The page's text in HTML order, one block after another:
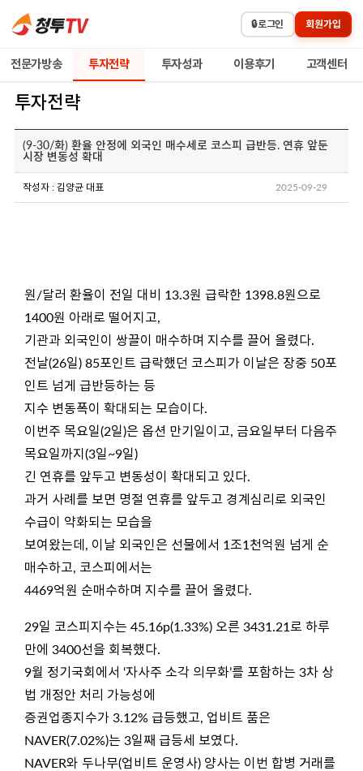
🔒로그인 회원가입
전문가방송 투자전략 투자성과 이용후기 고객센터
투자전략
(9-30/화) 환율 안정에 외국인 매수세로 코스피 급반등. 연휴 앞둔
시장 변동성 확대
작성자 : 김양균 대표 2025-09-29
원/달러 환율이 전일 대비 13.3원 급락한 1398.8원으로
1400원 아래로 떨어지고,
기관과 외국인이 쌍끌이 매수하며 지수를 끌어 올렸다.
전날(26일) 85포인트 급락했던 코스피가 이날은 장중 50포
인트 넘게 급반등하는 등
지수 변동폭이 확대되는 모습이다.
이번주 목요일(2일)은 옵션 만기일이고, 금요일부터 다음주
목요일까지(3일~9일)
긴 연휴를 앞두고 변동성이 확대되고 있다.
과거 사례를 보면 명절 연휴를 앞두고 경계심리로 외국인
수급이 약화되는 모습을
보여왔는데, 이날 외국인은 선물에서 1조1천억원 넘게 순
매수하고, 코스피에서는
4469억원 순매수하며 지수를 끌어 올렸다.
29일 코스피지수는 45.16p(1.33%) 오른 3431.21로 하루
만에 3400선을 회복했다.
9월 정기국회에서 ‘자사주 소각 의무화’를 포함하는 3차 상
법 개정안 처리 가능성에
증권업종지수가 3.12% 급등했고, 업비트 품은
NAVER(7.02%)는 3일째 급등세 보였다.
NAVER와 두나무(업비트 운영사) 양사는 이번 합병 거래를